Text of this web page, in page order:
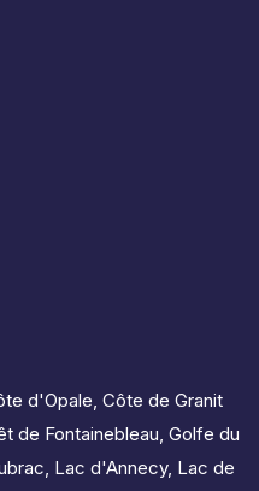
d'Opale, Côte de Granit
de Fontainebleau, Golfe du
, Lac d'Annecy, Lac de